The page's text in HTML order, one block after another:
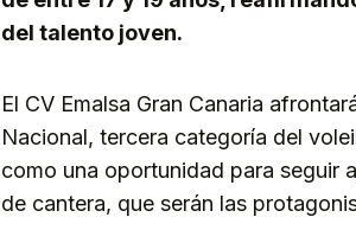
del talento joven.
El CV Emalsa Gran Canaria
Nacional, tercera categoría del
como una oportunidad para seguir
de cantera, que serán las